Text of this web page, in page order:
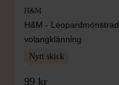
H&M
H&M - Leopardmönstrad
volangklänning
Nytt skick
99 kr